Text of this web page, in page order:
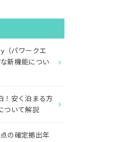
（パワークエ
新機能につい
！安く泊まる方
ついて解説
の確定拠出年